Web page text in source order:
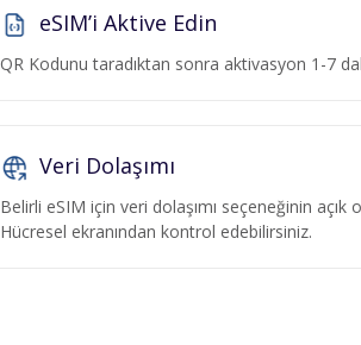
eSIM’i Aktive Edin
QR Kodunu taradıktan sonra aktivasyon 1-7
Veri Dolaşımı
Belirli eSIM için veri dolaşımı seçeneğinin
Hücresel ekranından kontrol edebilirsiniz.